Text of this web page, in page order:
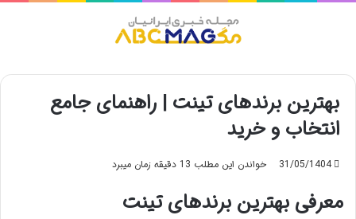
بهترین برندهای تینت | راهنمای جامع
انتخاب و خرید
31/05/1404 خواندن این مطلب 13 دقیقه زمان میبرد
معرفی بهترین برندهای تینت